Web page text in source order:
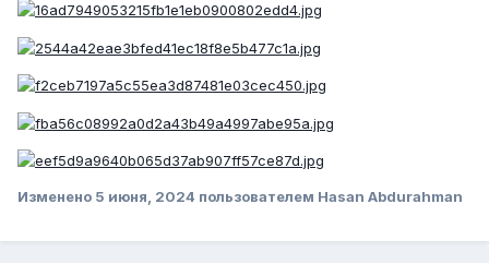
Изменено 5 июня, 2024 пользователем Hasan Abdurahman